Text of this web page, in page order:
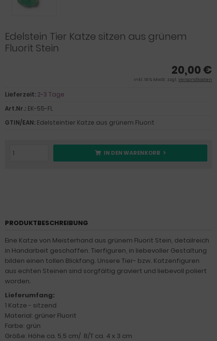
Edelstein Tier Katze sitzen aus grünem
Fluorit Stein
20,00 €
inkl. 19 % MwSt. zzgl. Versandkosten
Lieferzeit: 2-3 Tage
Art.Nr.: EK-55-FL
GTIN/EAN: Edelsteintier Katze aus grünem Fluorit
IN DEN WARENKORB
PRODUKTBESCHREIBUNG
Eine Katze von Meisterhand aus grünem Fluorit Stein, detailreich
in Handarbeit geschaffen. Tierfiguren, in liebevoller Gestaltung
bilden einen tollen Blickfang. Unsere Tier- bzw. Katzenfiguren
aus echten Steinen sind sorgfältig graviert und liebevoll poliert
worden.
Lieferumfang:
1 Katze - sitzend
Material: grüner Fluorit
Farbe: grün
Größe: Höhe ca. 5,5 cm/ B/T ca. 4 x 3 cm